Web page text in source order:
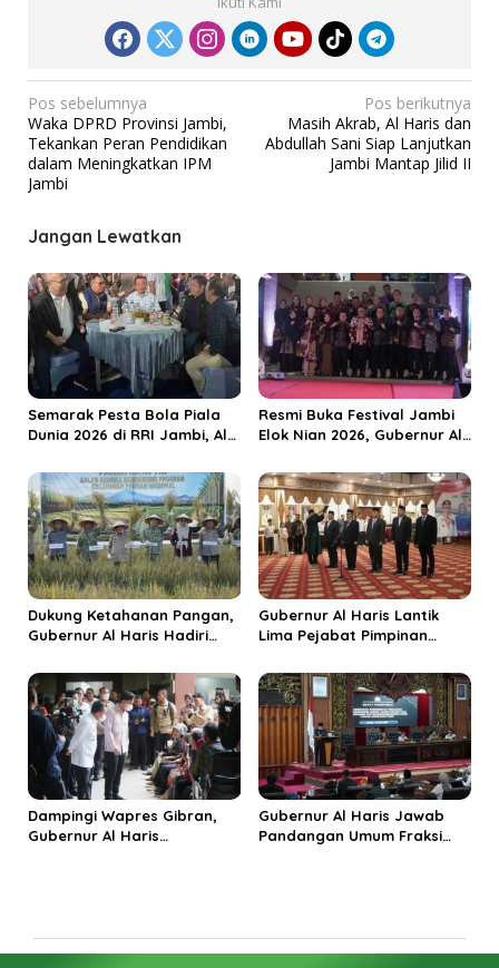
N
a
v
i
g
s
i
p
o
s
Pos sebelumnya
Waka DPRD Provinsi Jambi,
Tekankan Peran Pendidikan
dalam Meningkatkan IPM
Jambi
Pos berikutnya
Masih Akrab, Al Haris dan
Abdullah Sani Siap Lanjutkan
Jambi Mantap Jilid II
Jangan Lewatkan
Semarak Pesta Bola Piala
Dunia 2026 di RRI Jambi, Al
Ekonomi Rakyat
Resmi Buka Festival Jambi
Elok Nian 2026, Gubernur Al
Jadi Destinasi Wisata
Budaya Unggulan
Dukung Ketahanan Pangan,
Gubernur Al Haris Hadiri
Kabupaten Tanjungjabung
Timur
Gubernur Al Haris Lantik
Lima Pejabat Pimpinan
Penguatan Kinerja dan
Integritas
Dampingi Wapres Gibran,
Gubernur Al Haris
Gubernur Al Haris Jawab
Pandangan Umum Fraksi